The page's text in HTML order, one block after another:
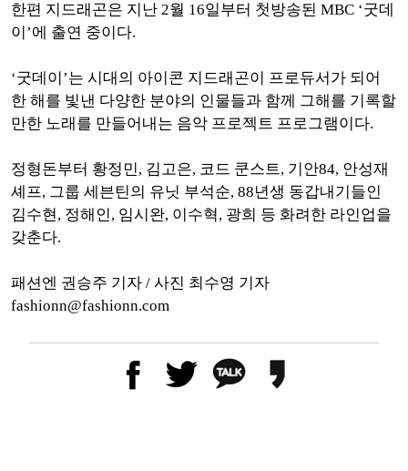
한편 지드래곤은 지난 2월 16일부터 첫방송된 MBC ‘굿데
이’에 출연 중이다.
‘굿데이’는 시대의 아이콘 지드래곤이 프로듀서가 되어
한 해를 빛낸 다양한 분야의 인물들과 함께 그해를 기록할
만한 노래를 만들어내는 음악 프로젝트 프로그램이다.
정형돈부터 황정민, 김고은, 코드 쿤스트, 기안84, 안성재
셰프, 그룹 세븐틴의 유닛 부석순, 88년생 동갑내기들인
김수현, 정해인, 임시완, 이수혁, 광희 등 화려한 라인업을
갖춘다.
패션엔 권승주 기자 / 사진 최수영 기자
fashionn@fashionn.com